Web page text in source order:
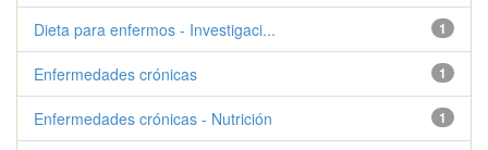
1
Dieta para enfermos - Investigaci...
1
Enfermedades crónicas
1
Enfermedades crónicas - Nutrición